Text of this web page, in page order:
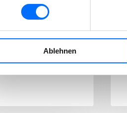
Ablehnen
August entfällt
Die
findet regulär statt.